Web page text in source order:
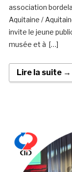
association
Aquitaine /
invite le jeune
musée et à […]
Lire la suite →